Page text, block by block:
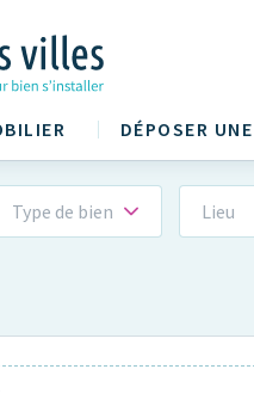
DÉPOSER
Type de bien Lieu